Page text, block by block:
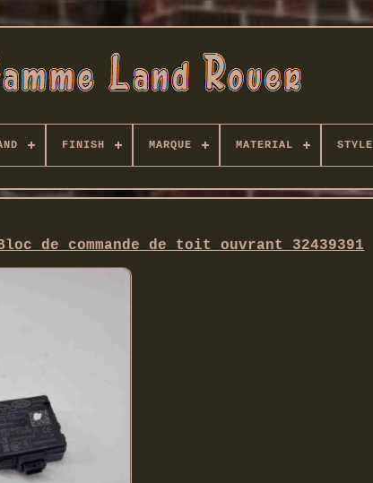
FINISH MARQUE MATERIAL STYLE
Bloc de commande de toit ouvrant 32439391